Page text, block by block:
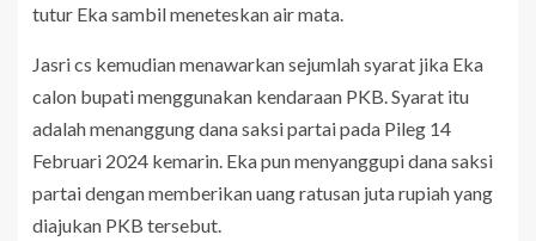
tutur Eka sambil meneteskan air mata.
Jasri cs kemudian menawarkan sejumlah syarat jika Eka
calon bupati menggunakan kendaraan PKB. Syarat itu
adalah menanggung dana saksi partai pada Pileg 14
Februari 2024 kemarin. Eka pun menyanggupi dana saksi
partai dengan memberikan uang ratusan juta rupiah yang
diajukan PKB tersebut.